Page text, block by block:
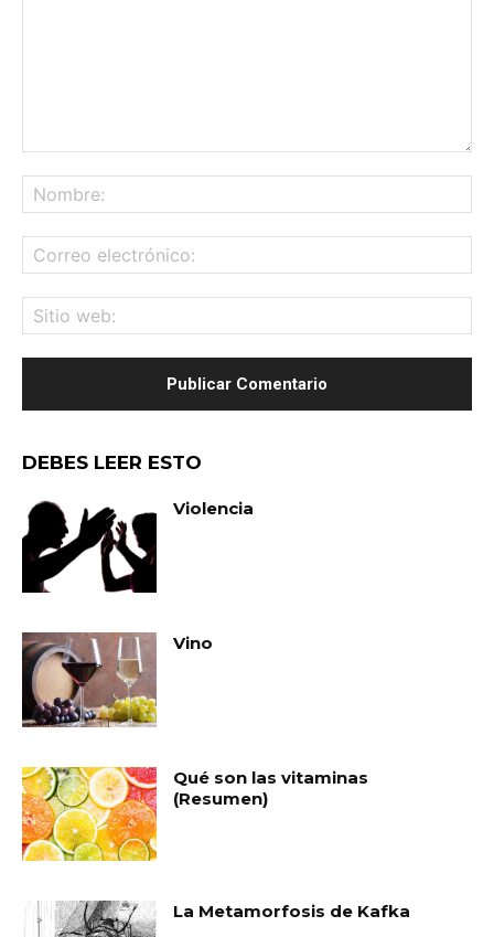
DEBES LEER ESTO
Violencia
Vino
Qué son las vitaminas
(Resumen)
La Metamorfosis de Kafka